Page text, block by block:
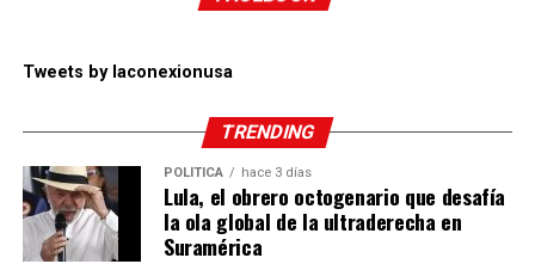
Tweets by laconexionusa
TRENDING
POLÍTICA hace 3 días
Lula, el obrero octogenario que desafía
la ola global de la ultraderecha en
Suramérica